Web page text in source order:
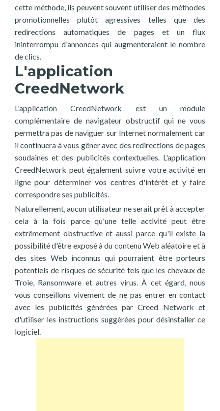
cette méthode, ils peuvent souvent utiliser des méthodes
promotionnelles plutôt agressives telles que des
redirections automatiques de pages et un flux
ininterrompu d'annonces qui augmenteraient le nombre
de clics.
L'application
CreedNetwork
L'application CreedNetwork est un module
complémentaire de navigateur obstructif qui ne vous
permettra pas de naviguer sur Internet normalement car
il continuera à vous gêner avec des redirections de pages
soudaines et des publicités contextuelles. L'application
CreedNetwork peut également suivre votre activité en
ligne pour déterminer vos centres d'intérêt et y faire
correspondre ses publicités.
Naturellement, aucun utilisateur ne serait prêt à accepter
cela à la fois parce qu'une telle activité peut être
extrêmement obstructive et aussi parce qu'il existe la
possibilité d'être exposé à du contenu Web aléatoire et à
des sites Web inconnus qui pourraient être porteurs
potentiels de risques de sécurité tels que les chevaux de
Troie, Ransomware et autres virus. À cet égard, nous
vous conseillons vivement de ne pas entrer en contact
avec les publicités générées par Creed Network et
d'utiliser les instructions suggérées pour désinstaller ce
logiciel.